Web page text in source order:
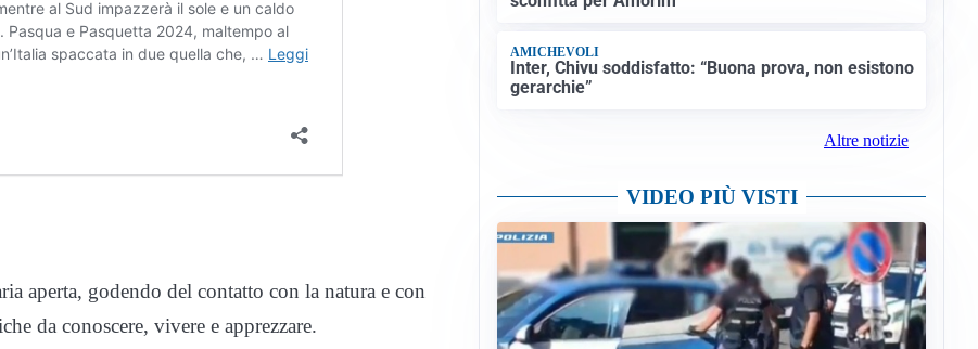
aperta, godendo del contatto con la natura e con
da conoscere, vivere e apprezzare.
AMICHEVOLI
Inter, Chivu soddisfatto: “Buona prova, non esistono
gerarchie”
Altre notizie
VIDEO PIÙ VISTI